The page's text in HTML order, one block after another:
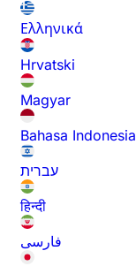
Ελληνικά
Hrvatski
Magyar
Bahasa Indonesia
עברית
हिन्दी
فارسی